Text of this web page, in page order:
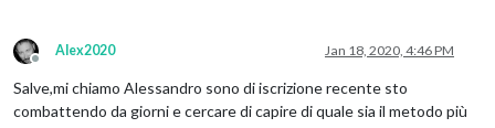
Offline
Alex2020 Jan 18, 2020, 4:46 PM
Salve,mi chiamo Alessandro sono di iscrizione recente sto
combattendo da giorni e cercare di capire di quale sia il metodo più